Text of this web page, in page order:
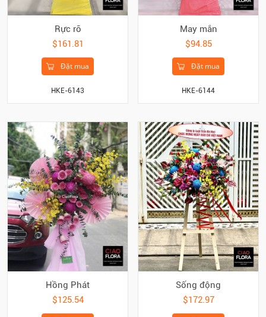
Rực rỡ
$161.81
Đặt mua
HKE-6143
May mắn
$94.85
Đặt mua
HKE-6144
Hồng Phát
$125.54
Sống động
$172.97